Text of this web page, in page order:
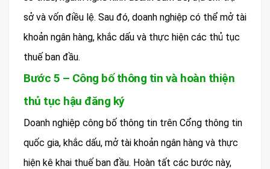
sở và vốn điều lệ. Sau đó, doanh nghiệp có thể mở tài
khoản ngân hàng, khắc dấu và thực hiện các thủ tục
thuế ban đầu.
Bước 5 – Công bố thông tin và hoàn thiện
thủ tục hậu đăng ký
Doanh nghiệp công bố thông tin trên Cổng thông tin
quốc gia, khắc dấu, mở tài khoản ngân hàng và thực
hiện kê khai thuế ban đầu. Hoàn tất các bước này,